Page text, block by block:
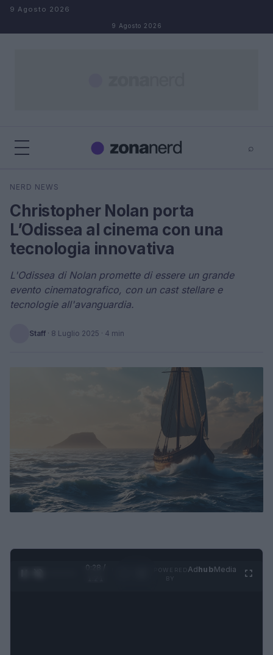
Salta al contenuto
9 Agosto 2026
9 Agosto 2026
⌕
Cerca
NERD NEWS
Christopher Nolan porta
L’Odissea al cinema con una
tecnologia innovativa
L'Odissea di Nolan promette di essere un grande
evento cinematografico, con un cast stellare e
tecnologie all'avanguardia.
Staff · 8 Luglio 2025 · 4 min
0:29 /
AdhubMedia